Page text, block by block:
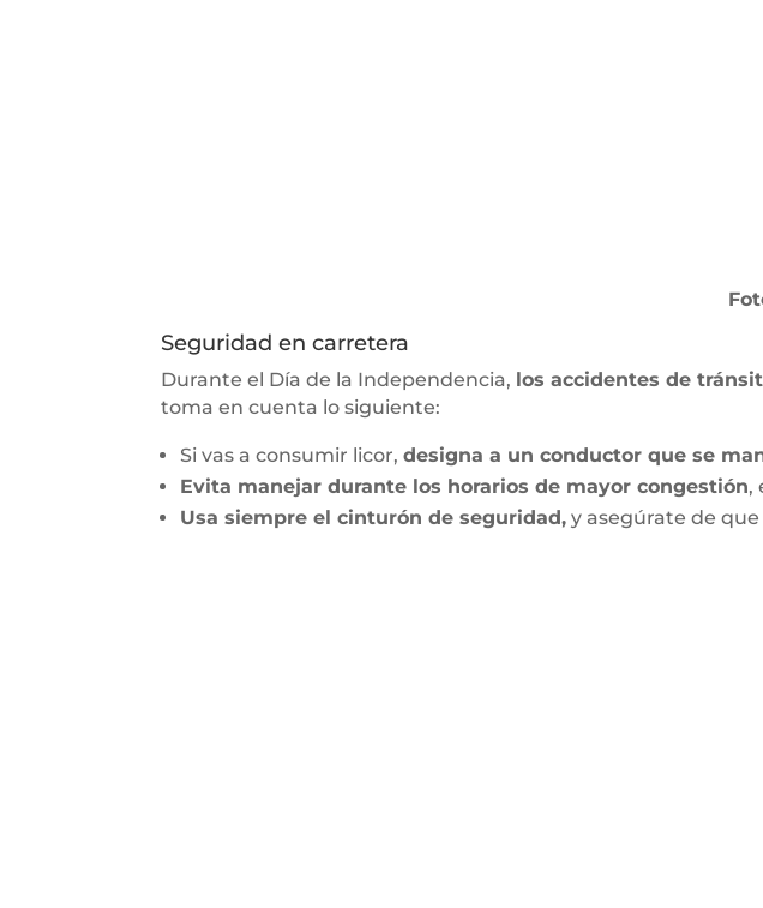
Seguridad en carretera
Durante el Día de la Independencia, los accidentes de
toma en cuenta lo siguiente:
Si vas a consumir licor,designa a un conductor que se
Evita manejar durante los horarios de mayor congestión,
Usa siempre el cinturón de seguridad, y asegúrate de